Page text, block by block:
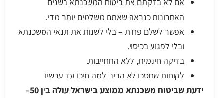
האחרונות כנראה שאתם משלמים יותר מדי.
אפשר לשלם פחות – בלי לשנות את תנאי המשכנתא
ובלי לפגוע בכיסוי.
בדיקה חינמית, ללא התחייבות.
לקוחות שחסכו לא הבינו למה חיכו עד עכשיו.
ידעת שביטוח משכנתא ממוצע בישראל עולה בין 50–